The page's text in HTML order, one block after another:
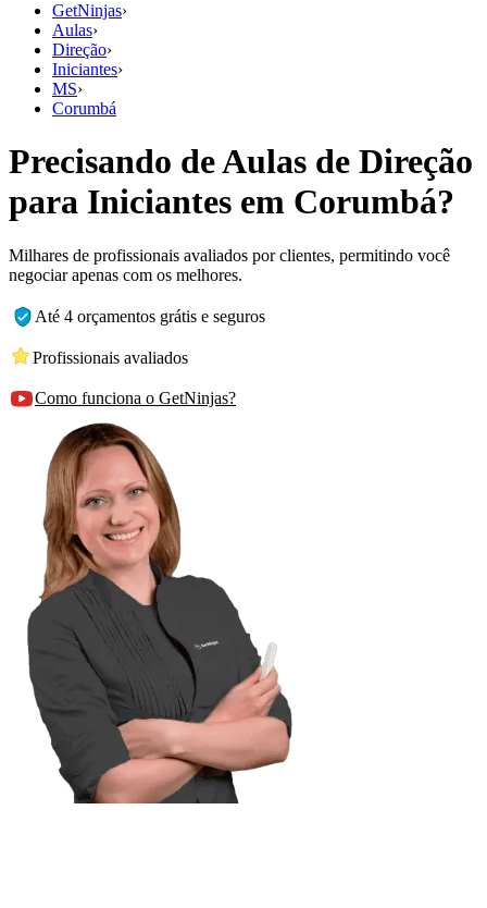
GetNinjas›
Aulas›
Direção›
Iniciantes›
MS›
Corumbá
Precisando de Aulas de Direção
para Iniciantes em Corumbá?
Milhares de profissionais avaliados por clientes, permitindo você
negociar apenas com os melhores.
Até 4 orçamentos grátis e seguros
Profissionais avaliados
Como funciona o GetNinjas?